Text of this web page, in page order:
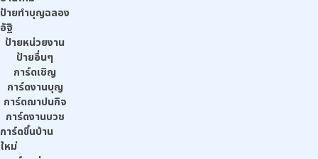
ป้ายทำบุญฉลอง
อัฐิ
ป้ายหน่วยงาน
ป้ายอื่นๆ
การ์ดเชิญ
การ์ดงานบุญ
การ์ดฌาปนกิจ
การ์ดงานบวช
การ์ดขึ้นบ้าน
ใหม่